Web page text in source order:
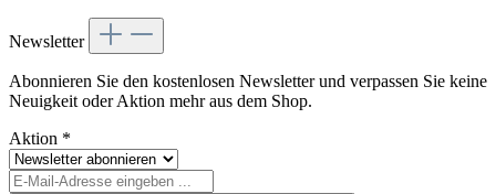
Newsletter
Abonnieren Sie den kostenlosen Newsletter und verpassen Sie keine
Neuigkeit oder Aktion mehr aus dem Shop.
Aktion *